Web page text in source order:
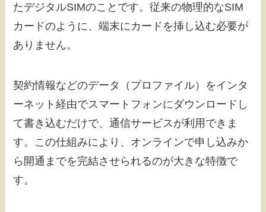
たデジタルSIMのことです。従来の物理的なSIM
カードのように、端末にカードを挿し込む必要が
ありません。
契約情報などのデータ（プロファイル）をインタ
ーネット経由でスマートフォンにダウンロードし
て書き込むだけで、通信サービスが利用できま
す。この仕組みにより、オンラインで申し込みか
ら開通までを完結させられるのが大きな特徴で
す。